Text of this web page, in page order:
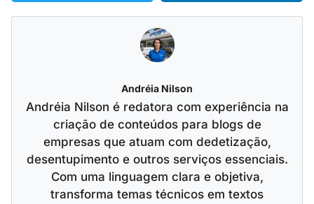
Andréia Nilson
Andréia Nilson é redatora com experiência na
criação de conteúdos para blogs de
empresas que atuam com dedetização,
desentupimento e outros serviços essenciais.
Com uma linguagem clara e objetiva,
transforma temas técnicos em textos